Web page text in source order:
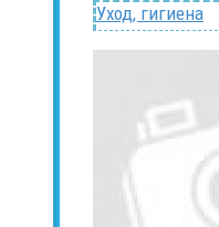
Уход, гигиена